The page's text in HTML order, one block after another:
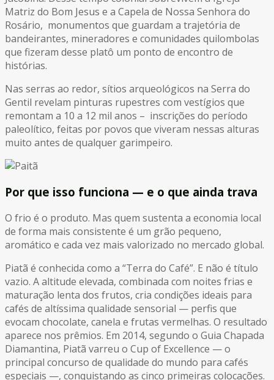
Matriz do Bom Jesus e a Capela de Nossa Senhora do
Rosário, monumentos que guardam a trajetória de
bandeirantes, mineradores e comunidades quilombolas
que fizeram desse platô um ponto de encontro de
histórias.
Nas serras ao redor, sítios arqueológicos na Serra do
Gentil revelam pinturas rupestres com vestígios que
remontam a 10 a 12 mil anos – inscrições do período
paleolítico, feitas por povos que viveram nessas alturas
muito antes de qualquer garimpeiro.
Por que isso funciona — e o que ainda trava
O frio é o produto. Mas quem sustenta a economia local
de forma mais consistente é um grão pequeno,
aromático e cada vez mais valorizado no mercado global.
Piatã é conhecida como a “Terra do Café”. E não é título
vazio. A altitude elevada, combinada com noites frias e
maturação lenta dos frutos, cria condições ideais para
cafés de altíssima qualidade sensorial — perfis que
evocam chocolate, canela e frutas vermelhas. O resultado
aparece nos prêmios. Em 2014, segundo o Guia Chapada
Diamantina, Piatã varreu o Cup of Excellence — o
principal concurso de qualidade do mundo para cafés
especiais —, conquistando as cinco primeiras colocações.